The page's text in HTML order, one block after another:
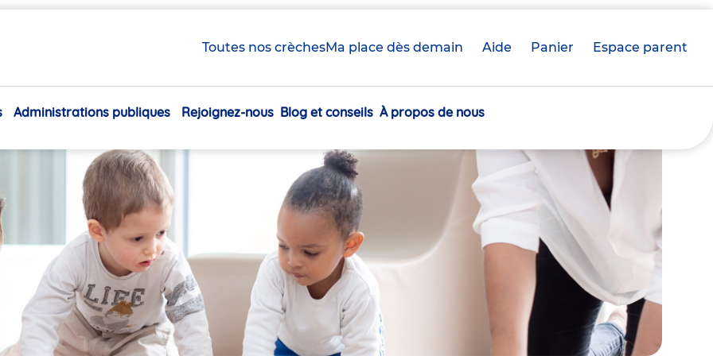
Toutes nos crèchesMa place dès demain Aide Panier crèche(s)
Espace parent
Navigation
Administrations publiques Rejoignez-nous Blog et conseils À propos de nous